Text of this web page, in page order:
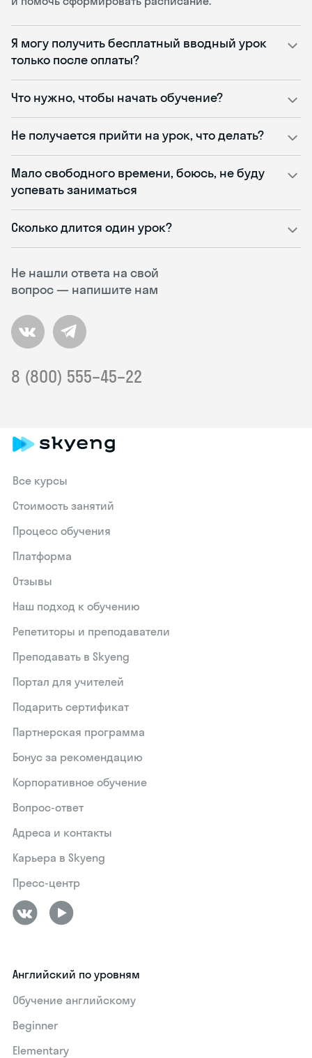
Не нашли ответа на свой
вопрос — напишите нам
8 (800) 555–45–22
Я могу получить бесплатный вводный урок
только после оплаты?
Что нужно, чтобы начать обучение?
Не получается прийти на урок, что делать?
Мало свободного времени, боюсь, не буду
успевать заниматься
Сколько длится один урок?
Все курсы
Стоимость занятий
Процесс обучения
Платформа
Отзывы
Наш подход к обучению
Репетиторы и преподаватели
Преподавать в Skyeng
Портал для учителей
Подарить сертификат
Партнерская программа
Бонус за рекомендацию
Корпоративное обучение
Вопрос-ответ
Адреса и контакты
Карьера в Skyeng
Пресс-центр
Английский по уровням
Обучение английскому
Beginner
Elementary